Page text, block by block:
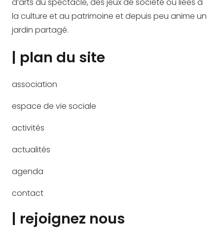
d’arts du spectacle, des jeux de société ou liées à
la culture et au patrimoine et depuis peu anime un
jardin partagé.
| plan du site
association
espace de vie sociale
activités
actualités
agenda
contact
| rejoignez nous